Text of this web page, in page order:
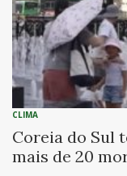
CLIMA
Coreia do Sul
mais de 20